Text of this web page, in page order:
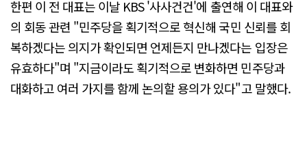
한편 이 전 대표는 이날 KBS '사사건건'에 출연해 이 대표와
의 회동 관련 "민주당을 획기적으로 혁신해 국민 신뢰를 회
복하겠다는 의지가 확인되면 언제든지 만나겠다는 입장은
유효하다"며 "지금이라도 획기적으로 변화하면 민주당과
대화하고 여러 가지를 함께 논의할 용의가 있다"고 말했다.